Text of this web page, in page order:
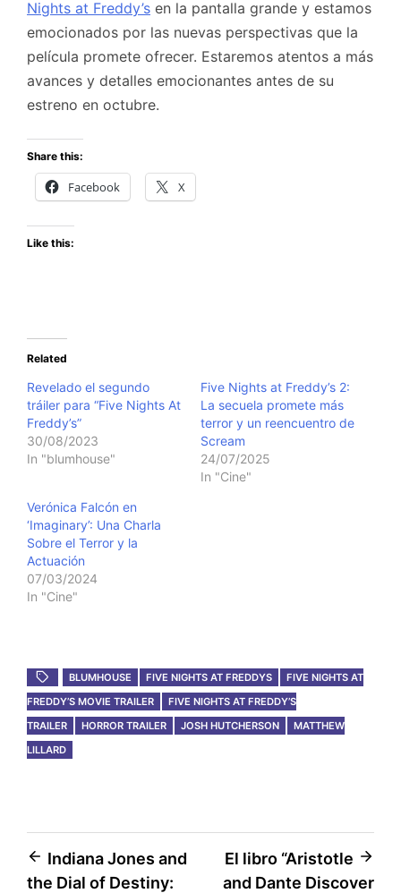
Nights at Freddy’s en la pantalla grande y estamos
emocionados por las nuevas perspectivas que la
película promete ofrecer. Estaremos atentos a más
avances y detalles emocionantes antes de su
estreno en octubre.
Share this:
Facebook X
Like this:
Related
Revelado el segundo
tráiler para “Five Nights At
Freddy’s”
30/08/2023
In "blumhouse"
Five Nights at Freddy’s 2:
La secuela promete más
terror y un reencuentro de
Scream
24/07/2025
In "Cine"
Verónica Falcón en
‘Imaginary’: Una Charla
Sobre el Terror y la
Actuación
07/03/2024
In "Cine"
BLUMHOUSE FIVE NIGHTS AT FREDDYS
FIVE NIGHTS AT
FREDDY’S MOVIE TRAILER
FIVE NIGHTS AT FREDDY’S
TRAILER
HORROR TRAILER JOSH HUTCHERSON
MATTHEW
LILLARD
PostIndiana Jones and
the Dial of Destiny:
El libro “Aristotle
and Dante Discover